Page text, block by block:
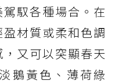
馭各種場合。在
材質或柔和色調
又可以突顯春天
鵝黃色、薄荷綠